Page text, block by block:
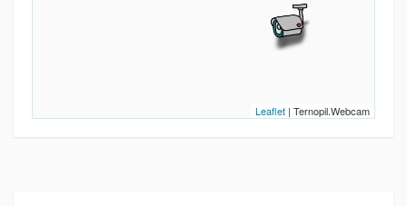
Leaflet | Ternopil.Webcam